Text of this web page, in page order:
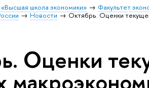
школа экономики» Факультет
Новости Октябрь. Оценки
Оценки